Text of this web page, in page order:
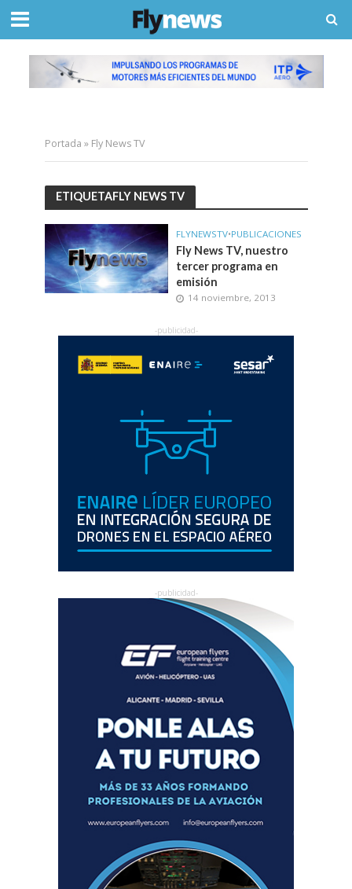
Portada » Fly News TV
ETIQUETAFLY NEWS TV
FLYNEWSTV•PUBLICACIONES
Fly News TV, nuestro
tercer programa en
emisión
14 noviembre, 2013